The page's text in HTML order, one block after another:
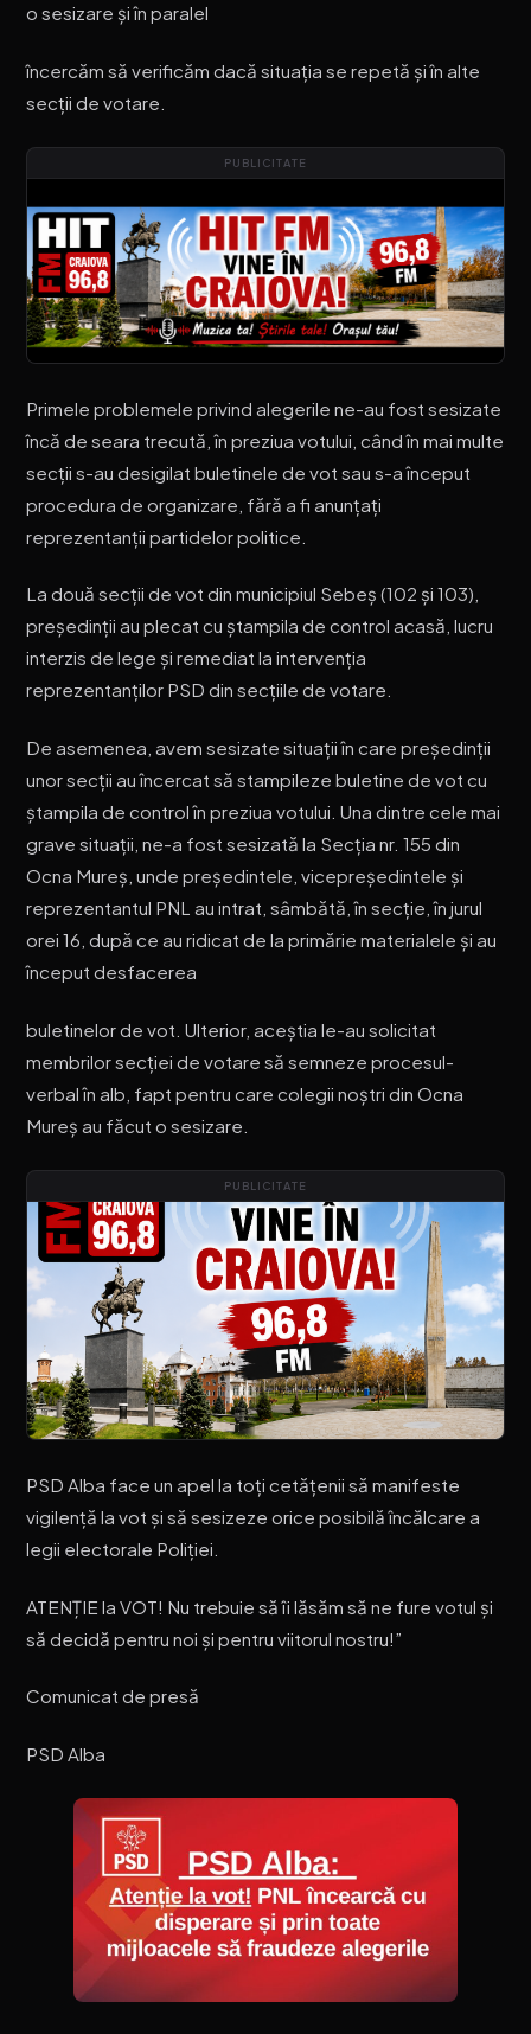
o sesizare și în paralel
încercăm să verificăm dacă situația se repetă și în alte
secții de votare.
PUBLICITATE
Primele problemele privind alegerile ne-au fost sesizate
încă de seara trecută, în preziua votului, când în mai multe
secții s-au desigilat buletinele de vot sau s-a început
procedura de organizare, fără a fi anunțați
reprezentanții partidelor politice.
La două secții de vot din municipiul Sebeș (102 și 103),
președinții au plecat cu ștampila de control acasă, lucru
interzis de lege și remediat la intervenția
reprezentanților PSD din secțiile de votare.
De asemenea, avem sesizate situații în care președinții
unor secții au încercat să stampileze buletine de vot cu
ștampila de control în preziua votului. Una dintre cele mai
grave situații, ne-a fost sesizată la Secția nr. 155 din
Ocna Mureș, unde președintele, vicepreședintele și
reprezentantul PNL au intrat, sâmbătă, în secție, în jurul
orei 16, după ce au ridicat de la primărie materialele și au
început desfacerea
buletinelor de vot. Ulterior, aceștia le-au solicitat
membrilor secției de votare să semneze procesul-
verbal în alb, fapt pentru care colegii noștri din Ocna
Mureș au făcut o sesizare.
PUBLICITATE
PSD Alba face un apel la toți cetățenii să manifeste
vigilență la vot și să sesizeze orice posibilă încălcare a
legii electorale Poliției.
ATENȚIE la VOT! Nu trebuie să îi lăsăm să ne fure votul și
să decidă pentru noi și pentru viitorul nostru!”
Comunicat de presă
PSD Alba